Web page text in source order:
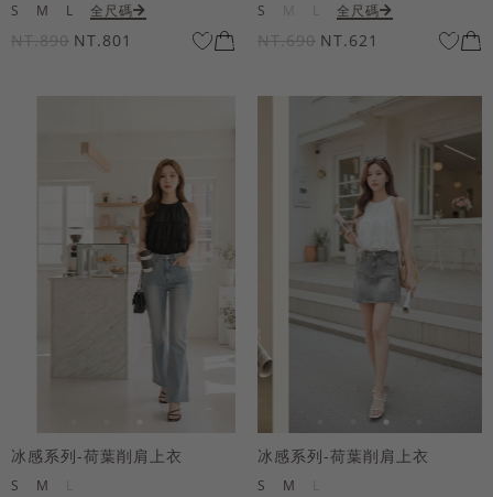
S M L 全尺碼
NT.890 NT.801
S 全尺碼
NT.690 NT.621
冰感系列-荷葉削肩上衣
S M
冰感系列-荷葉削肩上衣
S M